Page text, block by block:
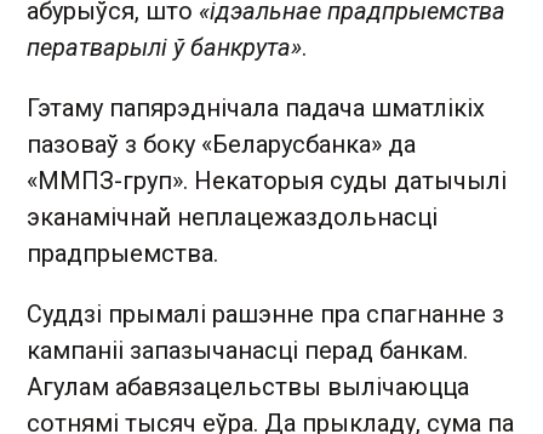
абурыўся, што «ідэальнае прадпрыемства
ператварылі ў банкрута».
Гэтаму папярэднічала падача шматлікіх
пазоваў з боку «Беларусбанка» да
«ММПЗ-груп». Некаторыя суды датычылі
эканамічнай неплацежаздольнасці
прадпрыемства.
Суддзі прымалі рашэнне пра спагнанне з
кампаніі запазычанасці перад банкам.
Агулам абавязацельствы вылічаюцца
сотнямі тысяч еўра. Да прыкладу, сума па